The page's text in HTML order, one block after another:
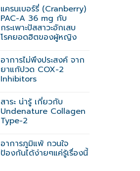
แครนเบอร์รี่ (Cranberry)
PAC-A 36 mg กับ
กระเพาะปัสสาวะอักเสบ
โรคยอดฮิตของผู้หญิง
อาการไม่พึงประสงค์ จาก
ยาแก้ปวด COX-2
Inhibitors
สาระ น่ารู้ เกี่ยวกับ
Undenature Collagen
Type-2
อาการภูมิแพ้ กวนใจ
ป้องกันได้ง่ายๆแค่รู้เรื่องนี้